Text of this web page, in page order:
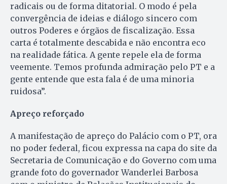
radicais ou de forma ditatorial. O modo é pela
convergência de ideias e diálogo sincero com
outros Poderes e órgãos de fiscalização. Essa
carta é totalmente descabida e não encontra eco
na realidade fática. A gente repele ela de forma
veemente. Temos profunda admiração pelo PT e a
gente entende que esta fala é de uma minoria
ruidosa”.
Apreço reforçado
A manifestação de apreço do Palácio com o PT, ora
no poder federal, ficou expressa na capa do site da
Secretaria de Comunicação e do Governo com uma
grande foto do governador Wanderlei Barbosa